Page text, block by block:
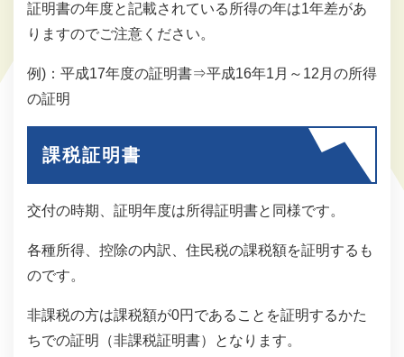
証明書の年度と記載されている所得の年は1年差があ
りますのでご注意ください。
例)：平成17年度の証明書⇒平成16年1月～12月の所得
の証明
課税証明書
交付の時期、証明年度は所得証明書と同様です。
各種所得、控除の内訳、住民税の課税額を証明するも
のです。
非課税の方は課税額が0円であることを証明するかた
ちでの証明（非課税証明書）となります。